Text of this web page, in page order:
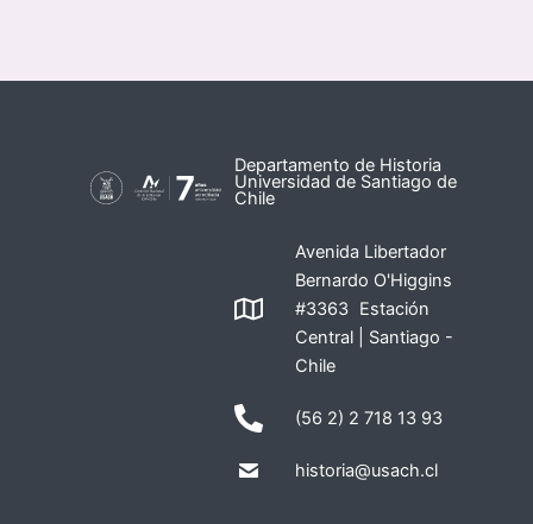
Departamento de Historia
Universidad de Santiago de
Chile
Avenida Libertador
Bernardo O'Higgins
#3363 Estación
Central | Santiago -
Chile
(56 2) 2 718 13 93
historia@usach.cl